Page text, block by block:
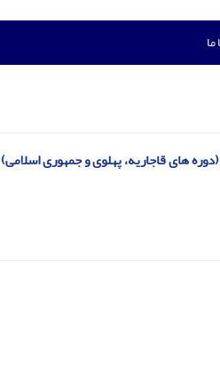
های قاجاریه، پهلوی و جمهوری اسلامی)